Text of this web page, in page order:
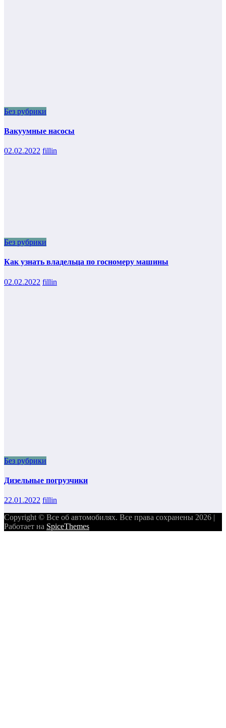
Без рубрики
Вакуумные насосы
02.02.2022 fillin
Без рубрики
Как узнать владельца по госномеру машины
02.02.2022 fillin
Без рубрики
Дизельные погрузчики
22.01.2022 fillin
Copyright © Все об автомобилях. Все права сохранены 2026 |
Работает на SpiceThemes